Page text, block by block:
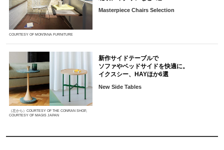
COURTESY OF MONTANA FURNITURE
Masterpiece Chairs Selection
（左から）COURTESY OF THE CONRAN SHOP,
COURTESY OF MAGIS JAPAN
新作サイドテーブルで
ソファやベッドサイドを快適に。
イクスシー、HAYほか6選
New Side Tables